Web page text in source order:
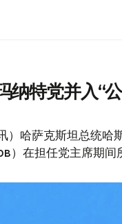
纳特党并入“
）哈萨克斯坦总统
）在担任党主席期间